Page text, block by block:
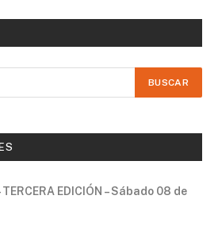
TERCERA EDICIÓN – Sábado 08 de